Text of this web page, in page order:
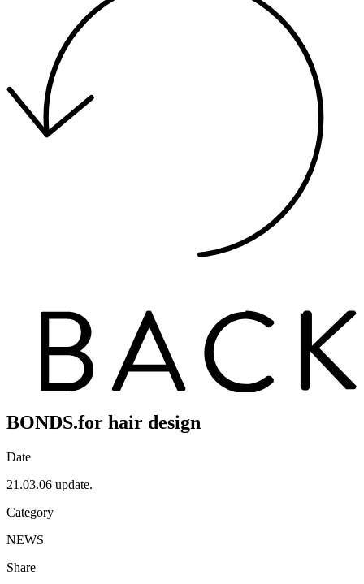
BONDS.for hair design
Date
21.03.06 update.
Category
NEWS
Share